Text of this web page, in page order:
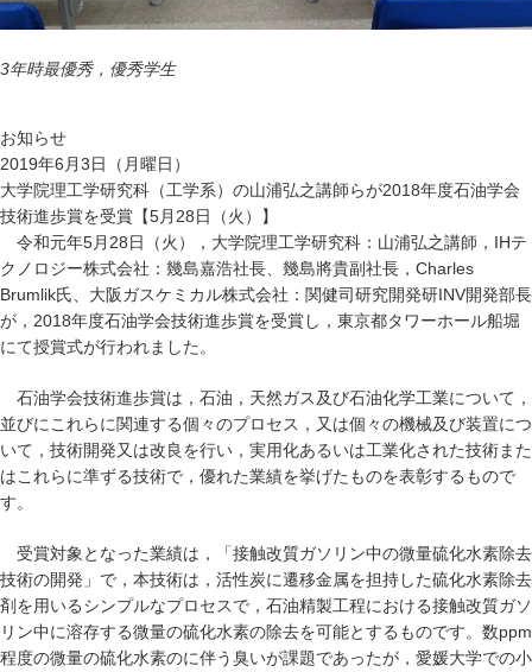
3年時最優秀，優秀学生
お知らせ
2019年6月3日（月曜日）
大学院理工学研究科（工学系）の山浦弘之講師らが2018年度石油学会
技術進歩賞を受賞【5月28日（火）】
令和元年5月28日（火），大学院理工学研究科：山浦弘之講師，IHテ
クノロジー株式会社：幾島嘉浩社長、幾島將貴副社長，Charles
Brumlik氏、大阪ガスケミカル株式会社：関健司研究開発研INV開発部長
が，2018年度石油学会技術進歩賞を受賞し，東京都タワーホール船堀
にて授賞式が行われました。
石油学会技術進歩賞は，石油，天然ガス及び石油化学工業について，
並びにこれらに関連する個々のプロセス，又は個々の機械及び装置につ
いて，技術開発又は改良を行い，実用化あるいは工業化された技術また
はこれらに準ずる技術で，優れた業績を挙げたものを表彰するもので
す。
受賞対象となった業績は，「接触改質ガソリン中の微量硫化水素除去
技術の開発」で，本技術は，活性炭に遷移金属を担持した硫化水素除去
剤を用いるシンプルなプロセスで，石油精製工程における接触改質ガソ
リン中に溶存する微量の硫化水素の除去を可能とするものです。数ppm
程度の微量の硫化水素のに伴う臭いが課題であったが，愛媛大学での小